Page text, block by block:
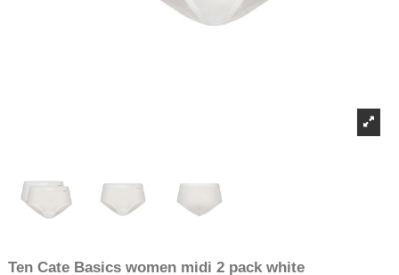
Ten Cate Basics women midi 2 pack white